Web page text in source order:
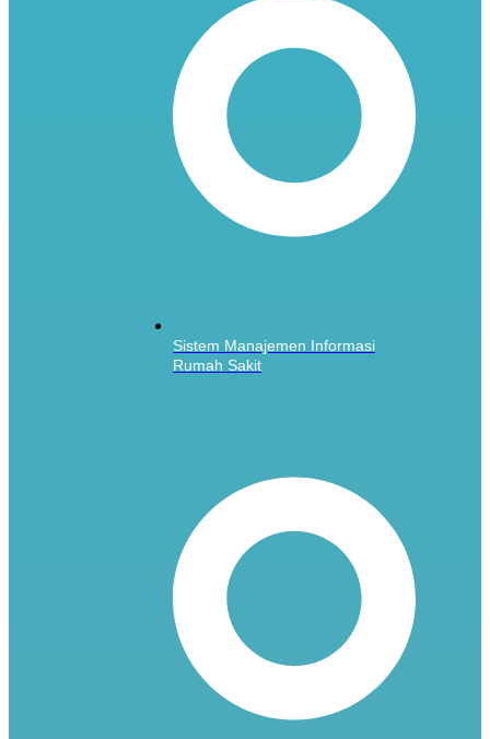
Sistem Manajemen Informasi
Rumah Sakit